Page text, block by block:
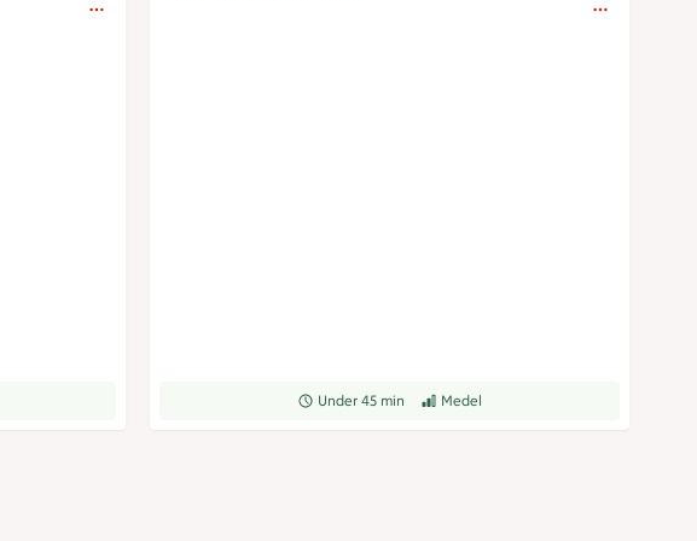
svårighetsgrad Receptet tar Under 45 min att tillaga
Under 45 min Receptet har Medel svårighetsgrad
Medel